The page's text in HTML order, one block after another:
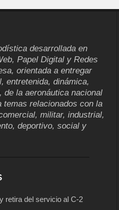
desarrollada en
Papel Digital y Redes
orientada a entregar
entretenida, dinámica,
de la aeronáutica nacional
temas relacionados con la
militar, industrial,
deportivo, social y
retira del servicio al C-2